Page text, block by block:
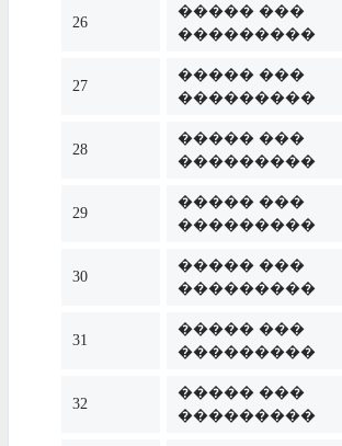
26
����� ���
���������
27
����� ���
���������
28
����� ���
���������
29
����� ���
���������
30
����� ���
���������
31
����� ���
���������
32
����� ���
���������